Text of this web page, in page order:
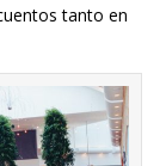
tanto en